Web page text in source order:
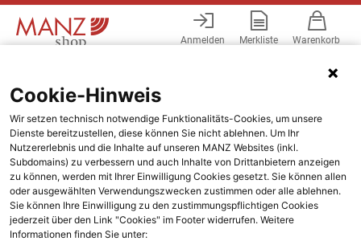
Anmelden Merkliste Warenkorb
Cookie-Hinweis
Wir setzen technisch notwendige Funktionalitäts-Cookies, um unsere
Dienste bereitzustellen, diese können Sie nicht ablehnen. Um Ihr
Nutzererlebnis und die Inhalte auf unseren MANZ Websites (inkl.
Subdomains) zu verbessern und auch Inhalte von Drittanbietern anzeigen
zu können, werden mit Ihrer Einwilligung Cookies gesetzt. Sie können allen
oder ausgewählten Verwendungszwecken zustimmen oder alle ablehnen.
Sie können Ihre Einwilligung zu den zustimmungspflichtigen Cookies
jederzeit über den Link "Cookies" im Footer widerrufen. Weitere
Informationen finden Sie unter: